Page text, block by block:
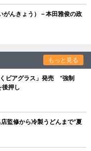
んきょう）－本田雅俊の政
もっと見る
ビアグラス」発売 “強制
後押し
監修から冷製うどんまで“夏